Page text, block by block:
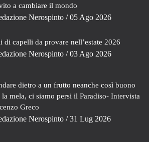
a cambiare il mondo
Nerospinto / 05 Ago 2026
di capelli da provare nell’estate 2026
Nerospinto / 03 Ago 2026
dietro a un frutto neanche così buono
la mela, ci siamo persi il Paradiso- Intervista
Greco
Nerospinto / 31 Lug 2026